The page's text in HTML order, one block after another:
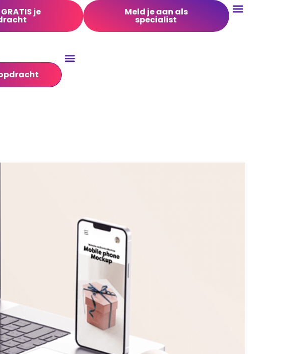
je Meld je aan als
specialist